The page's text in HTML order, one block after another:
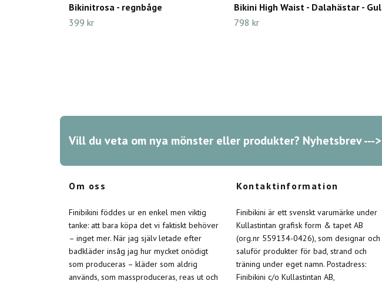
Bikinitrosa - regnbåge
399 kr
Bikini High Waist - Dalahästar - Gul
798 kr
Vill du veta om nya mönster eller produkter? Nyhetsbrev --->
Om oss
Finibikini föddes ur en enkel men viktig
tanke: att bara köpa det vi faktiskt behöver
– inget mer. När jag själv letade efter
badkläder insåg jag hur mycket onödigt
som produceras – kläder som aldrig
används, som massproduceras, reas ut och
Kontaktinformation
Finibikini är ett svenskt varumärke under
Kullastintan grafisk form & tapet AB
(org.nr 559134-0426), som designar och
saluför produkter för bad, strand och
träning under eget namn. Postadress:
Finibikini c/o Kullastintan AB,